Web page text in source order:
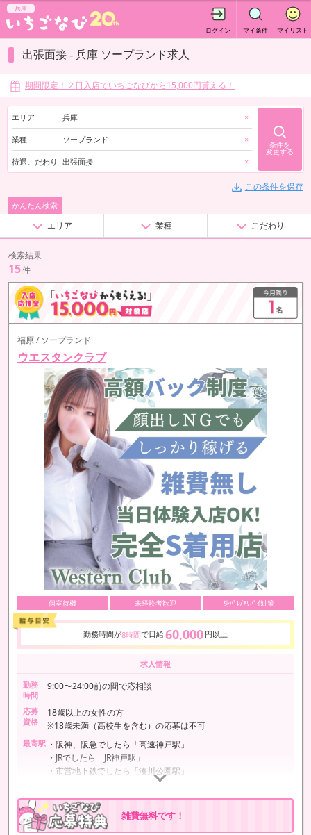
兵庫
ログイン マイ条件 マイリスト
出張面接 - 兵庫 ソープランド求人
期間限定！２日入店でいちごなびから15,000円貰える！
エリア 兵庫 ×
業種 ソープランド ×
待遇こだわり 出張面接 ×
条件を
変更する
この条件を保存
かんたん検索
エリア 業種 こだわり
検索結果
15件
福原 / ソープランド
ウエスタンクラブ
個室待機 未経験者歓迎 身ﾊﾞﾚ/ｱﾘﾊﾞｲ対策
勤務時間が8時間で日給60,000 円以上
求人情報
勤務
時間
9:00〜24:00前の間で応相談
応募
資格
18歳以上の女性の方
※18歳未満（高校生を含む）の応募は不可
最寄駅 ・阪神、阪急でしたら「高速神戸駅」
・JRでしたら「JR神戸駅」
・市営地下鉄でしたら「湊川公園駅」
雑費無料です！